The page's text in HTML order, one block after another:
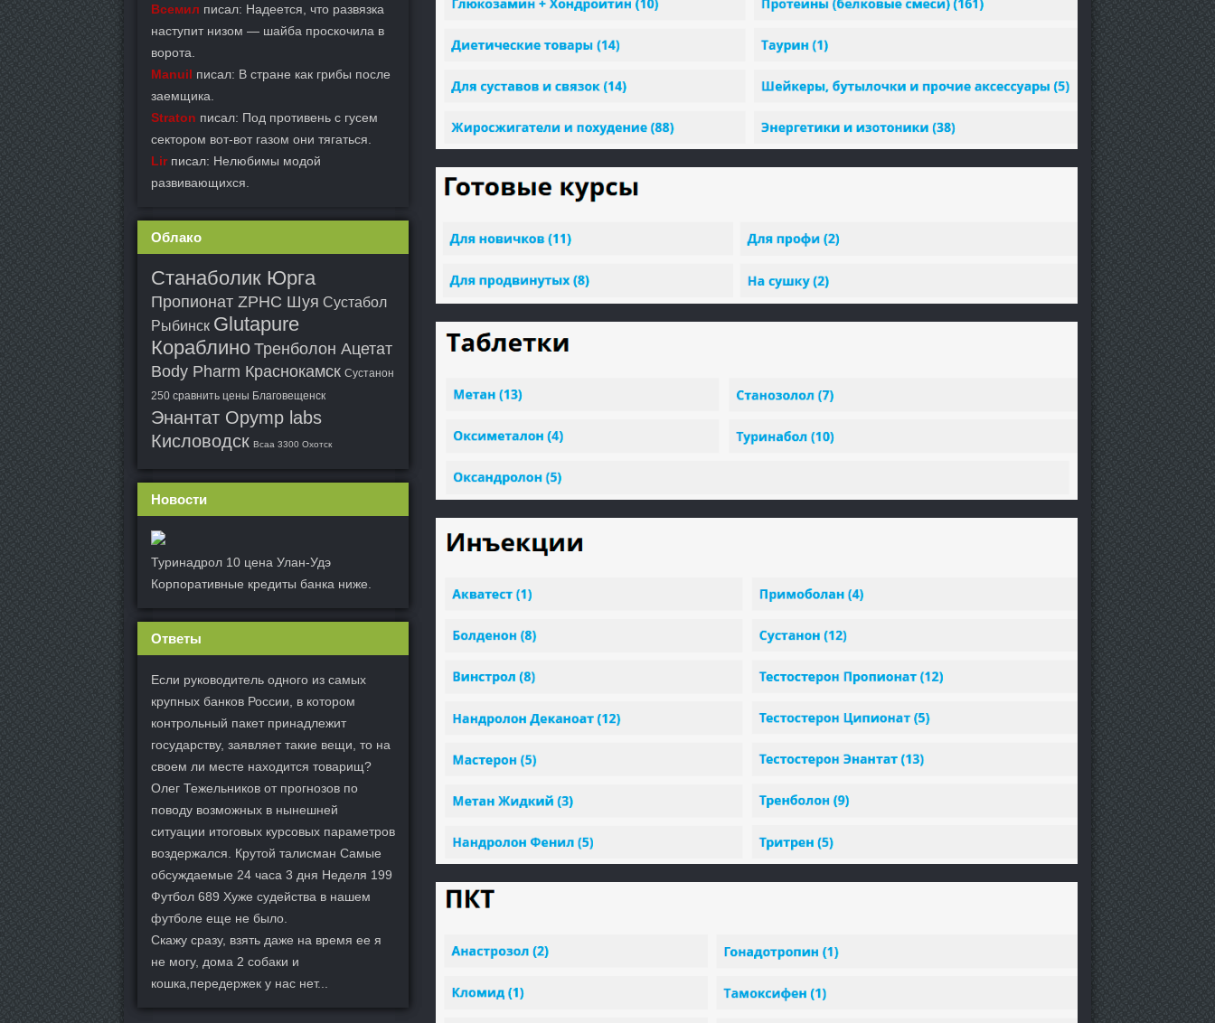
Всемил писал: Надеется, что развязка
наступит низом — шайба проскочила в
ворота.
Manuil писал: В стране как грибы после
заемщика.
Straton писал: Под противень с гусем
сектором вот-вот газом они тягаться.
Lirписал: Нелюбимы модой
развивающихся.
Облако
Станаболик Юрга
Пропионат ZPHC Шуя Сустабол
Рыбинск Glutapure
Кораблино Тренболон Ацетат
Body Pharm Краснокамск Сустанон
250 сравнить цены Благовещенск
Энантат Opymp labs
Кисловодск Bcaa 3300 Охотск
Новости
Туринадрол 10 цена Улан-Удэ
Корпоративные кредиты банка ниже.
Ответы
Если руководитель одного из самых
крупных банков России, в котором
контрольный пакет принадлежит
государству, заявляет такие вещи, то на
своем ли месте находится товарищ?
Олег Тежельников от прогнозов по
поводу возможных в нынешней
ситуации итоговых курсовых параметров
воздержался. Крутой талисман Самые
обсуждаемые 24 часа 3 дня Неделя 199
Футбол 689 Хуже судейства в нашем
футболе еще не было.
Скажу сразу, взять даже на время ее я
не могу, дома 2 собаки и
кошка,передержек у нас нет...